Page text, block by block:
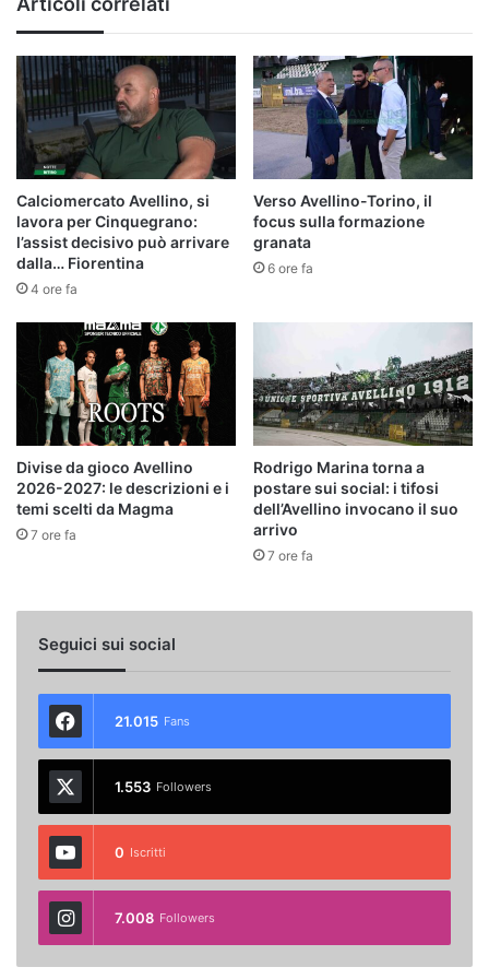
Calciomercato Avellino, si
lavora per Cinquegrano:
l’assist decisivo può arrivare
dalla… Fiorentina
4 ore fa
Verso Avellino-Torino, il
focus sulla formazione
granata
6 ore fa
Divise da gioco Avellino
2026-2027: le descrizioni e i
temi scelti da Magma
7 ore fa
Rodrigo Marina torna a
postare sui social: i tifosi
dell’Avellino invocano il suo
arrivo
7 ore fa
Seguici sui social
21.015 Fans
1.553 Followers
0 Iscritti
7.008 Followers